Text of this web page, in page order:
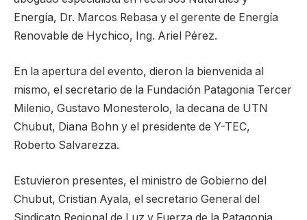
Energía, Dr. Marcos Rebasa y el gerente de Energía
Renovable de Hychico, Ing. Ariel Pérez.
En la apertura del evento, dieron la bienvenida al
mismo, el secretario de la Fundación Patagonia Tercer
Milenio, Gustavo Monesterolo, la decana de UTN
Chubut, Diana Bohn y el presidente de Y-TEC,
Roberto Salvarezza.
Estuvieron presentes, el ministro de Gobierno del
Chubut, Cristian Ayala, el secretario General del
Sindicato Regional de Luz y Fuerza de la Patagonia,